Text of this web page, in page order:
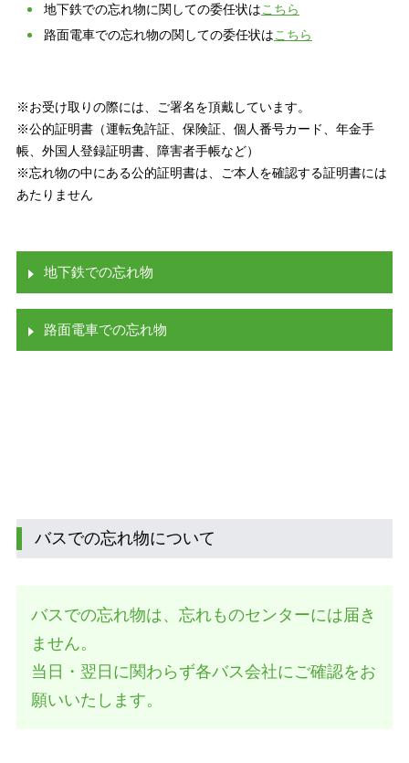
地下鉄での忘れ物に関しての委任状はこちら
路面電車での忘れ物の関しての委任状はこちら
※お受け取りの際には、ご署名を頂戴しています。
※公的証明書（運転免許証、保険証、個人番号カード、年⾦⼿
帳、外国⼈登録証明書、障害者⼿帳など）
※忘れ物の中にある公的証明書は、ご本人を確認する証明書には
あたりません
地下鉄での忘れ物
路面電車での忘れ物
バスでの忘れ物について
バスでの忘れ物は、忘れものセンターには届き
ません。
当日・翌日に関わらず各バス会社にご確認をお
願いいたします。